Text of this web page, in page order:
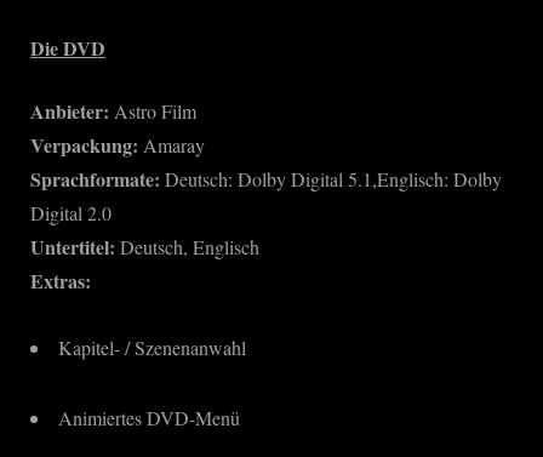
Die DVD
Anbieter: Astro Film
Verpackung: Amaray
Sprachformate: Deutsch: Dolby Digital 5.1,Englisch: Dolby
Digital 2.0
Untertitel: Deutsch, Englisch
Extras:
Kapitel- / Szenenanwahl
Animiertes DVD-Menü